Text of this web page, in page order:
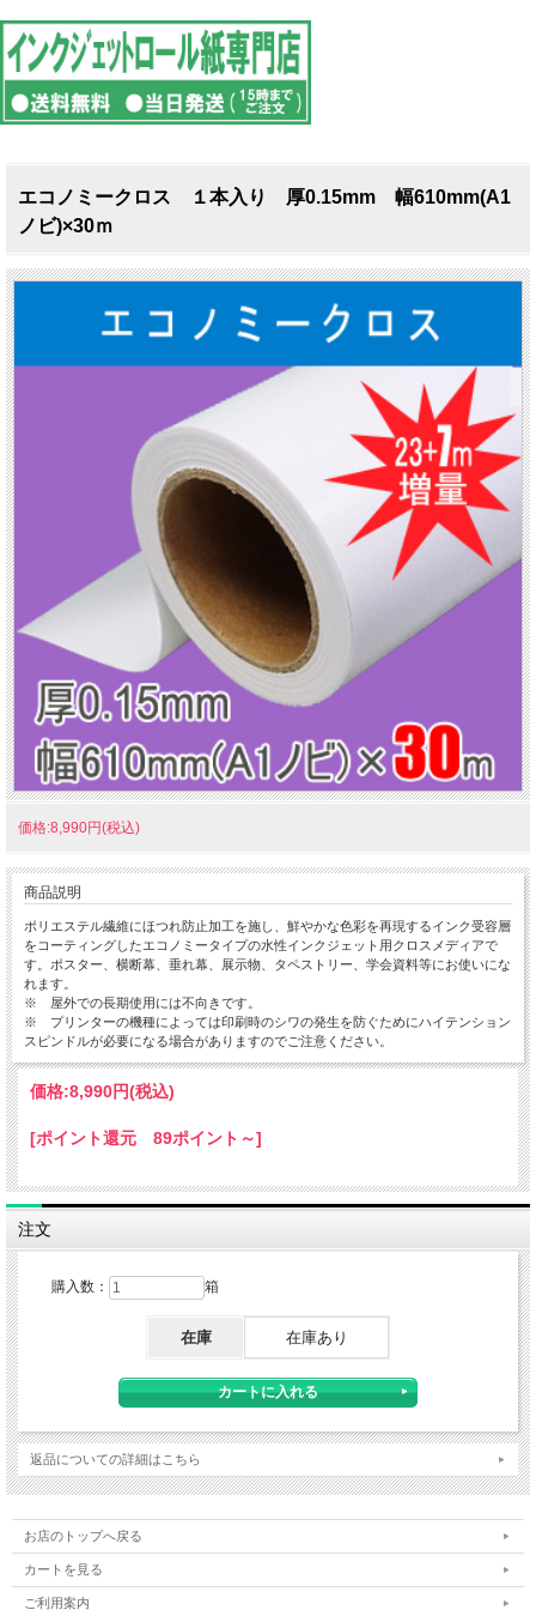
エコノミークロス １本入り 厚0.15mm 幅610mm(A1
ノビ)×30ｍ
価格:8,990円(税込)
商品説明
ポリエステル繊維にほつれ防止加工を施し、鮮やかな色彩を再現するインク受容層
をコーティングしたエコノミータイプの水性インクジェット用クロスメディアで
す。ポスター、横断幕、垂れ幕、展示物、タペストリー、学会資料等にお使いにな
れます。
※ 屋外での長期使用には不向きです。
※ プリンターの機種によっては印刷時のシワの発生を防ぐためにハイテンション
スピンドルが必要になる場合がありますのでご注意ください。
価格:8,990円(税込)
[ポイント還元 89ポイント～]
注文
購入数： 箱
在庫 在庫あり
返品についての詳細はこちら
お店のトップへ戻る
カートを見る
ご利用案内